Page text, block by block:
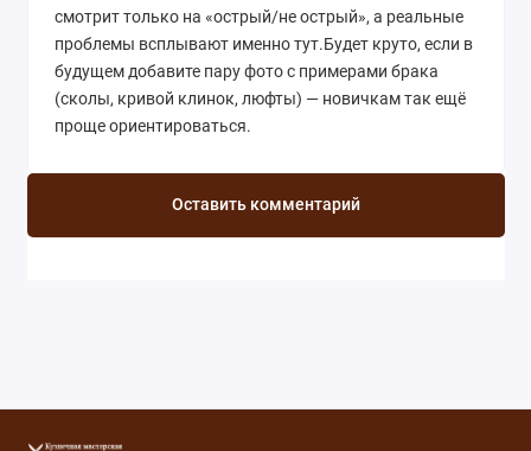
смотрит только на «острый/не острый», а реальные
проблемы всплывают именно тут. ​ Будет круто, если в
будущем добавите пару фото с примерами брака
(сколы, кривой клинок, люфты) — новичкам так ещё
проще ориентироваться.
Оставить комментарий